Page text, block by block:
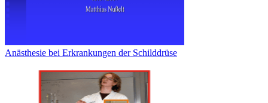
Anästhesie bei Erkrankungen der Schilddrüse